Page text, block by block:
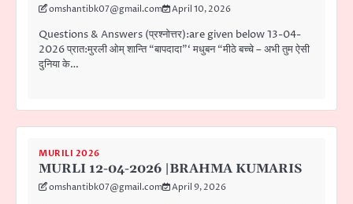
omshantibk07@gmail.com April 10, 2026
Questions & Answers (प्रश्नोत्तर):are given below 13-04-
2026 प्रात:मुरली ओम् शान्ति “बापदादा”‘ मधुबन “मीठे बच्चे – अभी तुम ऐसी
दुनिया के…
MURILI 2026
MURLI 12-04-2026 |BRAHMA KUMARIS
omshantibk07@gmail.com April 9, 2026